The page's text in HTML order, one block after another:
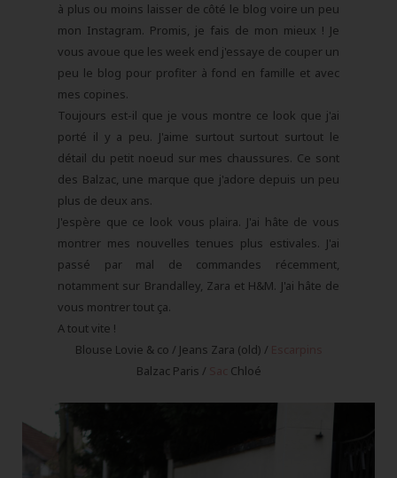
à plus ou moins laisser de côté le blog voire un peu
mon Instagram. Promis, je fais de mon mieux ! Je
vous avoue que les week end j'essaye de couper un
peu le blog pour profiter à fond en famille et avec
mes copines.
Toujours est-il que je vous montre ce look que j'ai
porté il y a peu. J'aime surtout surtout surtout le
détail du petit noeud sur mes chaussures. Ce sont
des Balzac, une marque que j'adore depuis un peu
plus de deux ans.
J'espère que ce look vous plaira. J'ai hâte de vous
montrer mes nouvelles tenues plus estivales. J'ai
passé par mal de commandes récemment,
notamment sur Brandalley, Zara et H&M. J'ai hâte de
vous montrer tout ça.
A tout vite !
Blouse Lovie & co / Jeans Zara (old) /
Balzac Paris /
Chloé